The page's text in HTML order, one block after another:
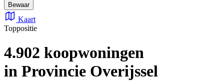
Bewaar
Kaart
Toppositie
4.902 koopwoningen
in Provincie Overijssel